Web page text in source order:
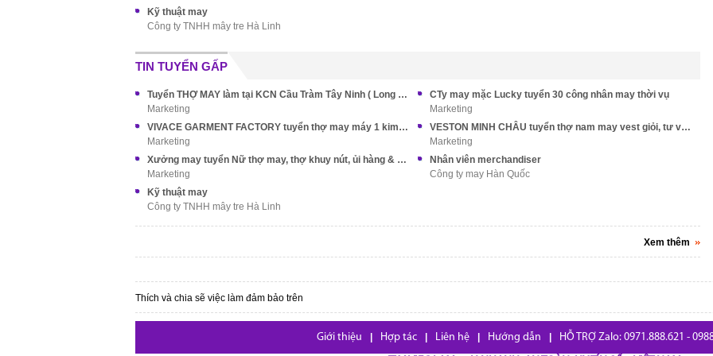
Kỹ thuật may
Công ty TNHH mây tre Hà Linh
TIN TUYỂN GẤP
Tuyển THỢ MAY làm tại KCN Cầu Tràm Tây Ninh ( Long An cũ )
Marketing
CTy may mặc Lucky tuyển 30 công nhân may thời vụ
Marketing
VIVACE GARMENT FACTORY tuyển thợ may máy 1 kim làm Tân Phú
Marketing
VESTON MINH CHÂU tuyển thợ nam may vest giỏi, tư vấn...
Marketing
Xưởng may tuyển Nữ thợ may, thợ khuy nút, ủi hàng & QC
Marketing
Nhân viên merchandiser
Công ty may Hàn Quốc
Kỹ thuật may
Công ty TNHH mây tre Hà Linh
Xem thêm
Thích và chia sẽ việc làm đảm bảo trên
Giới thiệu Hợp tác Liên hệ Hướng dẫn HỖ TRỢ Zalo: 0971.888.621 -